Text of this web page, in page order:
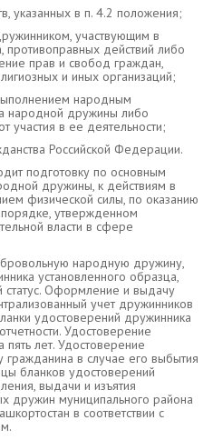
указанных в п. 4.2 положения;
участвующим в
действий либо
прав и свобод граждан,
и иных организаций;
народным
народной дружины либо
участия в ее деятельности;
Российской Федерации.
подготовку по основным
дружины, к действиям в
физической силы, по оказанию
утвержденном
власти в сфере
народную дружину,
установленного образца,
Оформление и выдачу
учет дружинников
удостоверений дружинника
Удостоверение
лет. Удостоверение
в случае его выбытия
бланков удостоверений
выдачи и изъятия
дружин муниципального района
в соответствии с